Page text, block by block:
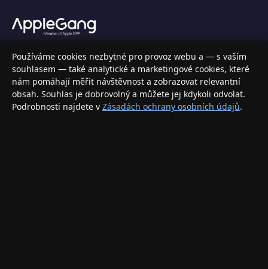
Váš specializovaný obchod s Apple produkty, příslušenstvím a
elektronikou. Nakupujte bezpečně a s jistotou.
INFORMACE
Doprava a doručení
Používáme cookies nezbytné pro provoz webu a — s vaším
souhlasem — také analytické a marketingové cookies, které
nám pomáhají měřit návštěvnost a zobrazovat relevantní
obsah. Souhlas je dobrovolný a můžete jej kdykoli odvolat.
Podrobnosti najdete v Zásadách ochrany osobních údajů.